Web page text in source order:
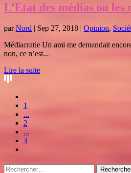
L’Etat des médias ou les
parNord | Sep 27, 2018 | Opinion,
Médiacratie Un ami me demandait
non, ce n’est...
Lire la suite
1
...
2
...
3
Rechercher :